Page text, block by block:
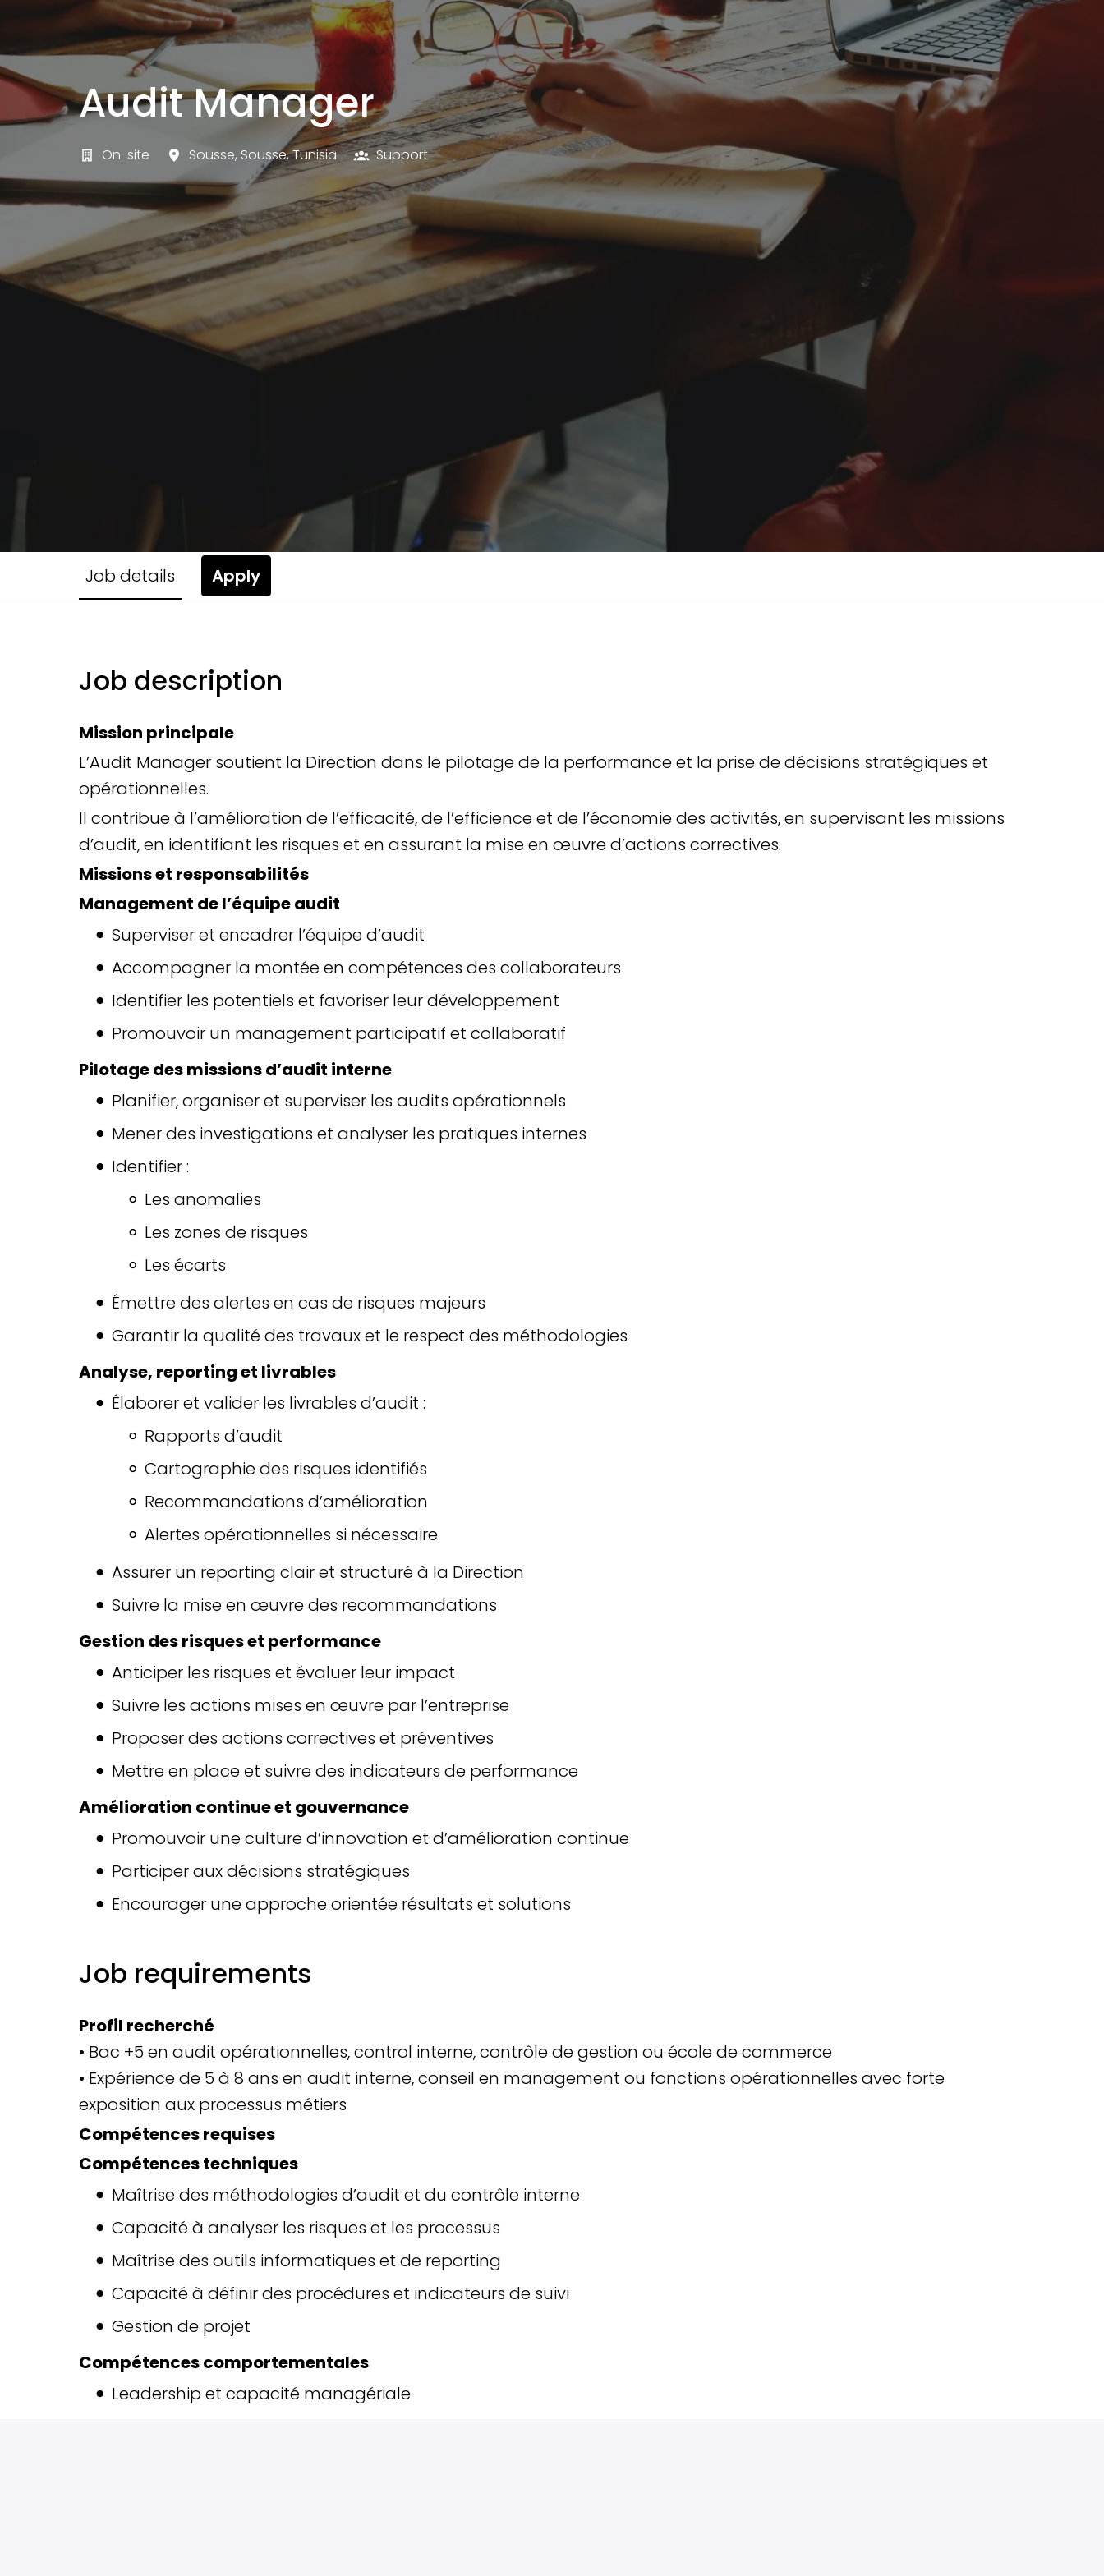
Audit Manager
On-site Sousse, Sousse,Tunisia Support
Job details Apply
Job description
Mission principale
L’Audit Manager soutient la Direction dans le pilotage de la performance et la prise de décisions stratégiques et
opérationnelles.
Il contribue à l’amélioration de l’efficacité, de l’efficience et de l’économie des activités, en supervisant les missions
d’audit, en identifiant les risques et en assurant la mise en œuvre d’actions correctives.
Missions et responsabilités
Management de l’équipe audit
Superviser et encadrer l’équipe d’audit
Accompagner la montée en compétences des collaborateurs
Identifier les potentiels et favoriser leur développement
Promouvoir un management participatif et collaboratif
Pilotage des missions d’audit interne
Planifier, organiser et superviser les audits opérationnels
Mener des investigations et analyser les pratiques internes
Identifier :
Les anomalies
Les zones de risques
Les écarts
Émettre des alertes en cas de risques majeurs
Garantir la qualité des travaux et le respect des méthodologies
Analyse, reporting et livrables
Élaborer et valider les livrables d’audit :
Rapports d’audit
Cartographie des risques identifiés
Recommandations d’amélioration
Alertes opérationnelles si nécessaire
Assurer un reporting clair et structuré à la Direction
Suivre la mise en œuvre des recommandations
Gestion des risques et performance
Anticiper les risques et évaluer leur impact
Suivre les actions mises en œuvre par l’entreprise
Proposer des actions correctives et préventives
Mettre en place et suivre des indicateurs de performance
Amélioration continue et gouvernance
Promouvoir une culture d’innovation et d’amélioration continue
Participer aux décisions stratégiques
Encourager une approche orientée résultats et solutions
Job requirements
Profil recherché
• Bac +5 en audit opérationnelles, control interne, contrôle de gestion ou école de commerce
• Expérience de 5 à 8 ans en audit interne, conseil en management ou fonctions opérationnelles avec forte
exposition aux processus métiers
Compétences requises
Compétences techniques
Maîtrise des méthodologies d’audit et du contrôle interne
Capacité à analyser les risques et les processus
Maîtrise des outils informatiques et de reporting
Capacité à définir des procédures et indicateurs de suivi
Gestion de projet
Compétences comportementales
Leadership et capacité managériale